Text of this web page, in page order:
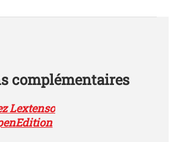
complémentaires
Lextenso